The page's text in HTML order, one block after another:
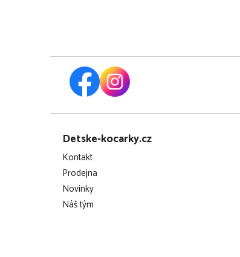
Detske-kocarky.cz
Kontakt
Prodejna
Novinky
Náš tým